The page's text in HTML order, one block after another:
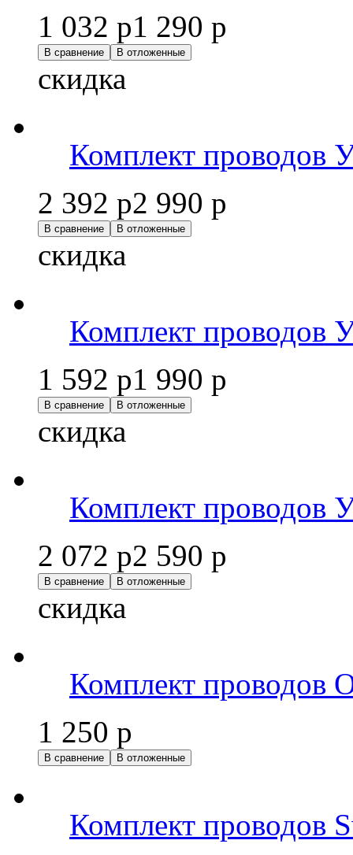
1 032 р1 290 р
В сравнение В отложенные
скидка
Комплект
2 392 р2 990 р
В сравнение В отложенные
скидка
Комплект
1 592 р1 990 р
В сравнение В отложенные
скидка
Комплект
2 072 р2 590 р
В сравнение В отложенные
скидка
Комплект проводов
1 250 р
В сравнение В отложенные
Комплект проводов